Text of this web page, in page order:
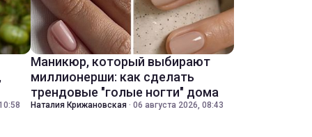
Маникюр, который выбирают
миллионерши: как сделать
трендовые "голые ногти" дома
Наталия Крижановская · 06 августа 2026, 08:43